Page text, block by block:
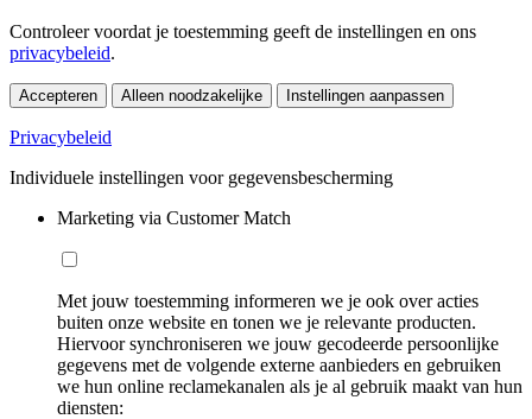
Controleer voordat je toestemming geeft de instellingen en ons
privacybeleid.
Accepteren Alleen noodzakelijke Instellingen aanpassen
Privacybeleid
Individuele instellingen voor gegevensbescherming
Marketing via Customer Match
Met jouw toestemming informeren we je ook over acties
buiten onze website en tonen we je relevante producten.
Hiervoor synchroniseren we jouw gecodeerde persoonlijke
gegevens met de volgende externe aanbieders en gebruiken
we hun online reclamekanalen als je al gebruik maakt van hun
diensten: